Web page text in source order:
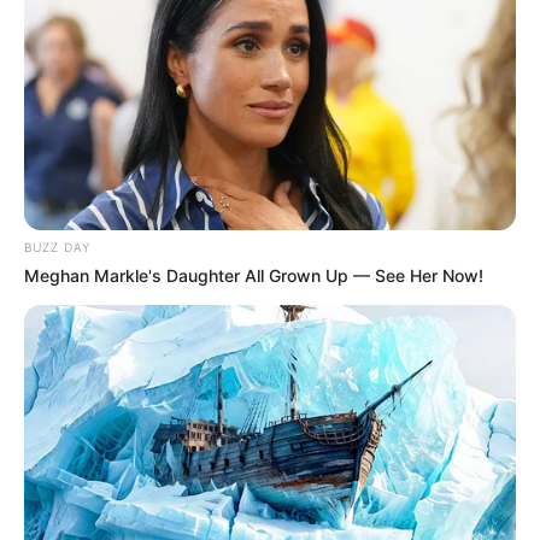
4. Vamos fazer as orelhas agora. Separe a massa
preta, sove, achate e corte com o cortador
circular. Ajeite as laterais e repita o processo
para a outra orelha. Deixe secar.
Braços e pernas
1. Separe um pedaço de massa branca. Forme
coxinha. Achate e pressione a ponta para formar
o punho do personagem.
2. Use o rolo para afinar a parte maior, onde serão
os dedos.
3. Com a tesoura pequena, corte os dedos. Em
BUZZ DAY
Meghan Markle's Daughter All Grown Up — See Her Now!